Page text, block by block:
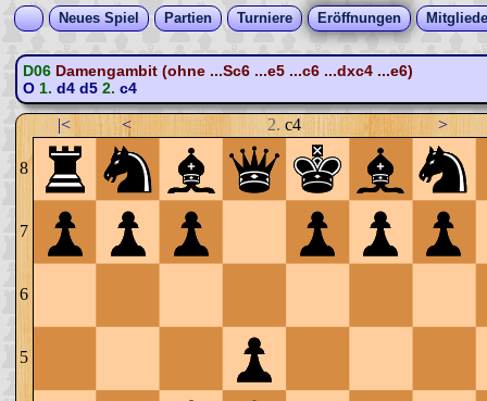
Neues Spiel Partien Turniere Eröffnungen
D06 Damengambit (ohne ...Sc6 ...e5 ...c6 ...dxc4 ...e6)
O1. d4 d52. c4
|< < 2. c4 >
8
7
6
5